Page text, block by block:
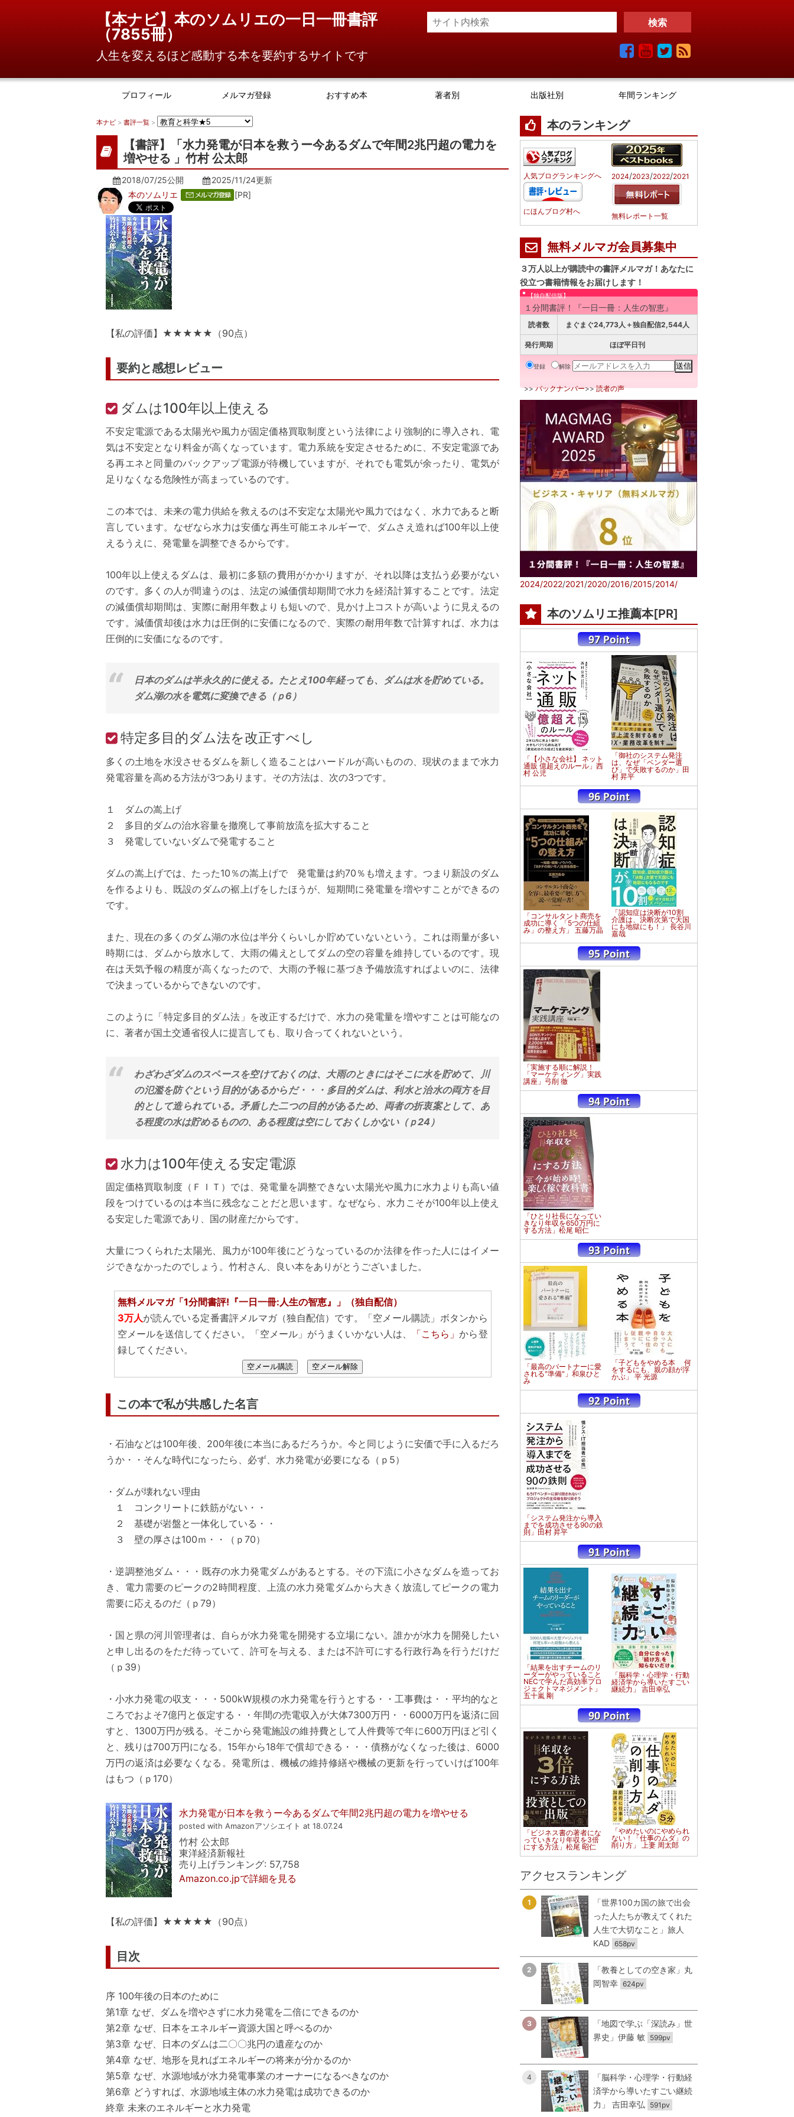
【本ナビ】本のソムリエの一日一冊書評
（7855冊）
人生を変えるほど感動する本を要約するサイトです
プロフィール メルマガ登録 おすすめ本 著者別 出版社別 年間ランキング
本ナビ > 書評一覧 >
【書評】「水力発電が日本を救うー今あるダムで年間2兆円超の電力を
増やせる 」竹村 公太郎
2018/07/25公開 2025/11/24更新
本のソムリエ
[PR]
【私の評価】★★★★★（90点）
要約と感想レビュー
ダムは100年以上使える
不安定電源である太陽光や風力が固定価格買取制度という法律により強制的に導入され、電
気は不安定となり料金が高くなっています。電力系統を安定させるために、不安定電源であ
る再エネと同量のバックアップ電源が待機していますが、それでも電気が余ったり、電気が
足りなくなる危険性が高まっているのです。
この本では、未来の電力供給を救えるのは不安定な太陽光や風力ではなく、水力であると断
言しています。なぜなら水力は安価な再生可能エネルギーで、ダムさえ造れば100年以上使
えるうえに、発電量を調整できるからです。
100年以上使えるダムは、最初に多額の費用がかかりますが、それ以降は支払う必要がない
のです。多くの人が間違うのは、法定の減価償却期間で水力を経済計算することです。法定
の減価償却期間は、実際に耐用年数よりも短いので、見かけ上コストが高いように見えるの
です。減価償却後は水力は圧倒的に安価になるので、実際の耐用年数で計算すれば、水力は
圧倒的に安価になるのです。
日本のダムは半永久的に使える。たとえ100年経っても、ダムは水を貯めている。
ダム湖の水を電気に変換できる（ｐ6）
特定多目的ダム法を改正すべし
多くの土地を水没させるダムを新しく造ることはハードルが高いものの、現状のままで水力
発電容量を高める方法が3つあります。その方法は、次の3つです。
１ ダムの嵩上げ
２ 多目的ダムの治水容量を撤廃して事前放流を拡大すること
３ 発電していないダムで発電すること
ダムの嵩上げでは、たった10％の嵩上げで 発電量は約70％も増えます。つまり新設のダム
を作るよりも、既設のダムの裾上げをしたほうが、短期間に発電量を増やすことができるの
です。
また、現在の多くのダム湖の水位は半分くらいしか貯めていないという。これは雨量が多い
時期には、ダムから放水して、大雨の備えとしてダムの空の容量を維持しているのです。現
在は天気予報の精度が高くなったので、大雨の予報に基づき予備放流すればよいのに、法律
で決まっているからできないのです。
このように「特定多目的ダム法」を改正するだけで、水力の発電量を増やすことは可能なの
に、著者が国土交通省役人に提言しても、取り合ってくれないという。
わざわざダムのスペースを空けておくのは、大雨のときにはそこに水を貯めて、川
の氾濫を防ぐという目的があるからだ・・・多目的ダムは、利水と治水の両方を目
的として造られている。矛盾した二つの目的があるため、両者の折衷案として、あ
る程度の水は貯めるものの、ある程度は空にしておくしかない（ｐ24）
水力は100年使える安定電源
固定価格買取制度（ＦＩＴ）では、発電量を調整できない太陽光や風力に水力よりも高い値
段をつけているのは本当に残念なことだと思います。なぜなら、水力こそが100年以上使え
る安定した電源であり、国の財産だからです。
大量につくられた太陽光、風力が100年後にどうなっているのか法律を作った人にはイメー
ジできなかったのでしょう。竹村さん、良い本をありがとうございました。
無料メルマガ「1分間書評!『一日一冊:人生の智恵』」（独自配信）
3万人が読んでいる定番書評メルマガ（独自配信）です。「空メール購読」ボタンから
空メールを送信してください。「空メール」がうまくいかない人は、
「こちら」から登
録してください。
空メール購読 空メール解除
この本で私が共感した名言
・石油などは100年後、200年後に本当にあるだろうか。今と同じように安価で手に入るだろ
うか・・そんな時代になったら、必ず、水力発電が必要になる（ｐ5）
・ダムが壊れない理由
１ コンクリートに鉄筋がない・・
２ 基礎が岩盤と一体化している・・
３ 壁の厚さは100ｍ・・（ｐ70）
・逆調整池ダム・・・既存の水力発電ダムがあるとする。その下流に小さなダムを造ってお
き、電力需要のピークの2時間程度、上流の水力発電ダムから大きく放流してピークの電力
需要に応えるのだ（ｐ79）
・国と県の河川管理者は、自らが水力発電を開発する立場にない。誰かが水力を開発したい
と申し出るのをただ待っていて、許可を与える、または不許可にする行政行為を行うだけだ
（ｐ39）
・小水力発電の収支・・・500kW規模の水力発電を行うとする・・工事費は・・平均的なと
ころでおよそ7億円と仮定する・・年間の売電収入が大体7300万円・・6000万円を返済に回
すと、1300万円が残る。そこから発電施設の維持費として人件費等で年に600万円ほど引く
と、残りは700万円になる。15年から18年で償却できる・・・債務がなくなった後は、6000
万円の返済は必要なくなる。発電所は、機械の維持修繕や機械の更新を行っていけば100年
はもつ（ｐ170）
水力発電が日本を救うー今あるダムで年間2兆円超の電力を増やせる
posted with Amazonアソシエイト at 18.07.24
竹村 公太郎
東洋経済新報社
売り上げランキング: 57,758
Amazon.co.jpで詳細を見る
【私の評価】★★★★★（90点）
目次
序 100年後の日本のために
第1章 なぜ、ダムを増やさずに水力発電を二倍にできるのか
第2章 なぜ、日本をエネルギー資源大国と呼べるのか
第3章 なぜ、日本のダムは二〇〇兆円の遺産なのか
第4章 なぜ、地形を見ればエネルギーの将来が分かるのか
第5章 なぜ、水源地域が水力発電事業のオーナーになるべきなのか
第6章 どうすれば、水源地域主体の水力発電は成功できるのか
終章 未来のエネルギーと水力発電
本のランキング
人気ブログランキングへ
にほんブログ村へ
2024/2023/2022/2021
無料レポート一覧
無料メルマガ会員募集中
３万人以上が購読中の書評メルマガ！あなたに
役立つ書籍情報をお届けします！
【独自配信版】
１分間書評！『一日一冊：人生の智恵』
読者数 まぐまぐ24,773人＋独自配信2,544人
発行周期 ほぼ平日刊
登録 解除
>>バックナンバー>>読者の声
2024/2022/2021/2020/2016/2015/2014/
本のソムリエ推薦本[PR]
「【小さな会社】 ネット
通販 億超えのルール」西
村 公児
「御社のシステム発注
は、なぜ「ベンダー選
び」で失敗するのか」田
村 昇平
「コンサルタント商売を
成功に導く 「5つの仕組
み」の整え方」 五藤万晶
「認知症は決断が10割
介護は、決断次第で天国
にも地獄にも！」 長谷川
嘉哉
「実施する順に解説！
「マーケティング」実践
講座」弓削 徹
「ひとり社長になってい
きなり年収を650万円に
する方法」松尾 昭仁
「最高のパートナーに愛
される"準備"」和泉ひと
み
「子どもをやめる本 何
をするにも、親の顔が浮
かぶ」 平 光源
「システム発注から導入
までを成功させる90の鉄
則」田村 昇平
「結果を出すチームのリ
ーダーがやっていること
NECで学んだ高効率プロ
ジェクトマネジメント」
五十嵐 剛
「脳科学・心理学・行動
経済学から導いたすごい
継続力」 吉田幸弘
「ビジネス書の著者にな
っていきなり年収を3倍
にする方法」松尾 昭仁
「やめたいのにやめられ
ない！「仕事のムダ」の
削り方」 上妻 周太郎
アクセスランキング
1
「世界100カ国の旅で出会
った人たちが教えてくれた
人生で大切なこと」旅人
KAD 658pv
2
「教養としての空き家」丸
岡智幸 624pv
3
「地図で学ぶ「深読み」世
界史」伊藤 敏
599pv
4
「脳科学・心理学・行動経
済学から導いたすごい継続
力」 吉田幸弘
591pv